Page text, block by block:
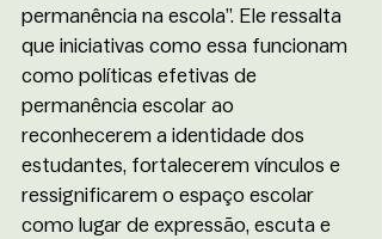
permanência na escola”. Ele ressalta
que iniciativas como essa funcionam
como políticas efetivas de
permanência escolar ao
reconhecerem a identidade dos
estudantes, fortalecerem vínculos e
ressignificarem o espaço escolar
como lugar de expressão, escuta e